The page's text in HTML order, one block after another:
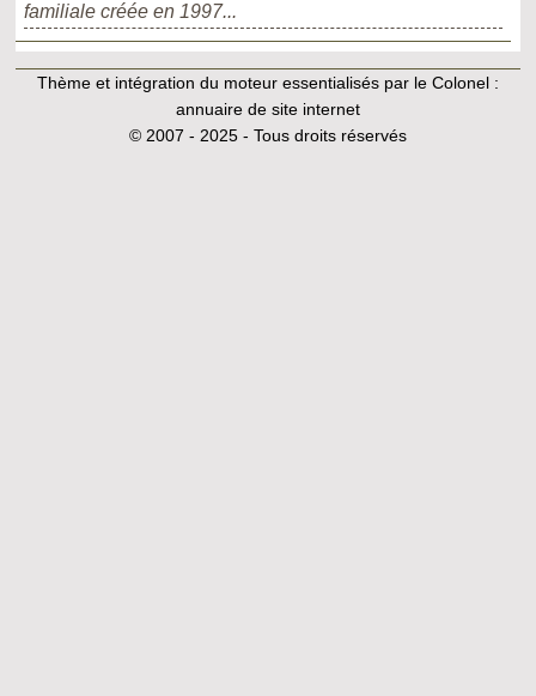
familiale créée en 1997...
Thème et intégration du moteur essentialisés par le Colonel :
annuaire de site internet
© 2007 - 2025 - Tous droits réservés